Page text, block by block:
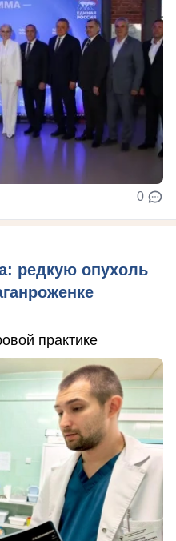
0
редкую опухоль
практике